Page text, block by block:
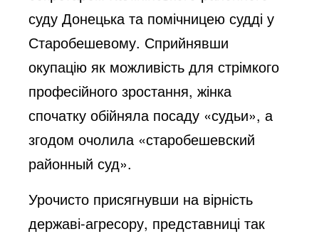
суду Донецька та помічницею судді у
Старобешевому. Сприйнявши
окупацію як можливість для стрімкого
професійного зростання, жінка
спочатку обійняла посаду «судьи», а
згодом очолила «старобешевский
районный суд».
Урочисто присягнувши на вірність
державі-агресору, представниці так